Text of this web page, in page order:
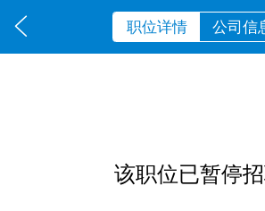
职位详情 公司信
该职位已暂停